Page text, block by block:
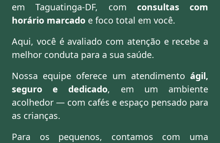
em Taguatinga-DF, com consultas com
horário marcado e foco total em você.
Aqui, você é avaliado com atenção e recebe a
melhor conduta para a sua saúde.
Nossa equipe oferece um atendimento ágil,
seguro e dedicado, em um ambiente
acolhedor — com cafés e espaço pensado para
as crianças.
Para os pequenos, contamos com uma